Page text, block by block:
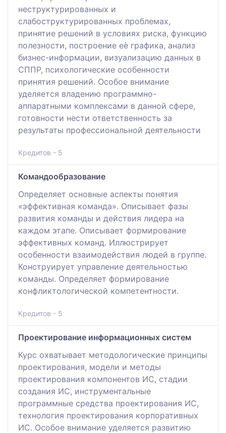
неструктурированных и
слабоструктурированных проблемах,
принятие решений в условиях риска, функцию
полезности, построение еѐ графика, анализ
бизнес-информации, визуализацию данных в
СППР, психологические особенности
принятия решений. Особое внимание
уделяется владению программно-
аппаратными комплексами в данной сфере,
готовности нести ответственность за
результаты профессиональной деятельности
Кредитов - 5
Командообразование
Определяет основные аспекты понятия
«эффективная команда». Описывает фазы
развития команды и действия лидера на
каждом этапе. Описывает формирование
эффективных команд. Иллюстрирует
особенности взаимодействия людей в группе.
Конструирует управление деятельностью
команды. Определяет формирование
конфликтологической компетентности.
Кредитов - 5
Проектирование информационных систем
Курс охватывает методологические принципы
проектирования, модели и методы
проектирования компонентов ИС, стадии
создания ИС, инструментальные
программные средства проектирования ИС,
технология проектирования корпоративных
ИС. Особое внимание уделяется развитию